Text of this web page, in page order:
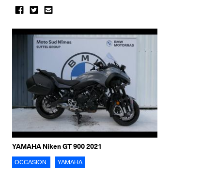
YAMAHA Niken GT 900 2021
OCCASION YAMAHA